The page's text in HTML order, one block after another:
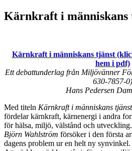
Kärnkraft i människans
Kärnkraft i människans tjänst
hem i pdf)
Ett debattunderlag från Miljövänner
630-7857-0)
Hans Pedersen
Med titeln Kärnkraft i människans tjänst
fördelar kärnkraft, kärnenergi i andra
för hälsa, miljö, välstånd och utveckling.
Björn Wahlström försöker i den första
dagens problem ur en helt ny synvinkel.